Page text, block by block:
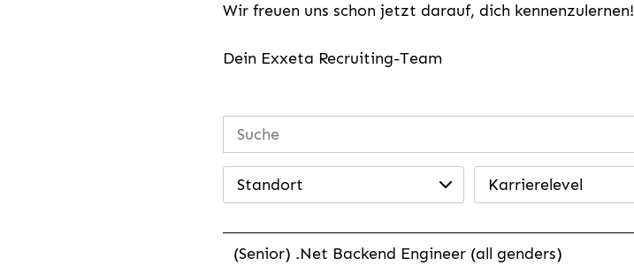
Wir freuen uns schon jetzt darauf, dich kennenzulernen!
Dein Exxeta Recruiting-Team
Standort Karrierelevel
(Senior) .Net Backend Engineer (all genders)